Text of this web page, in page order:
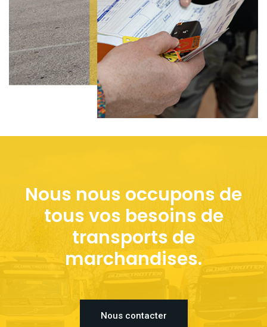
Nous nous occupons de
tous vos besoins de
transports de
marchandises.
Nous contacter